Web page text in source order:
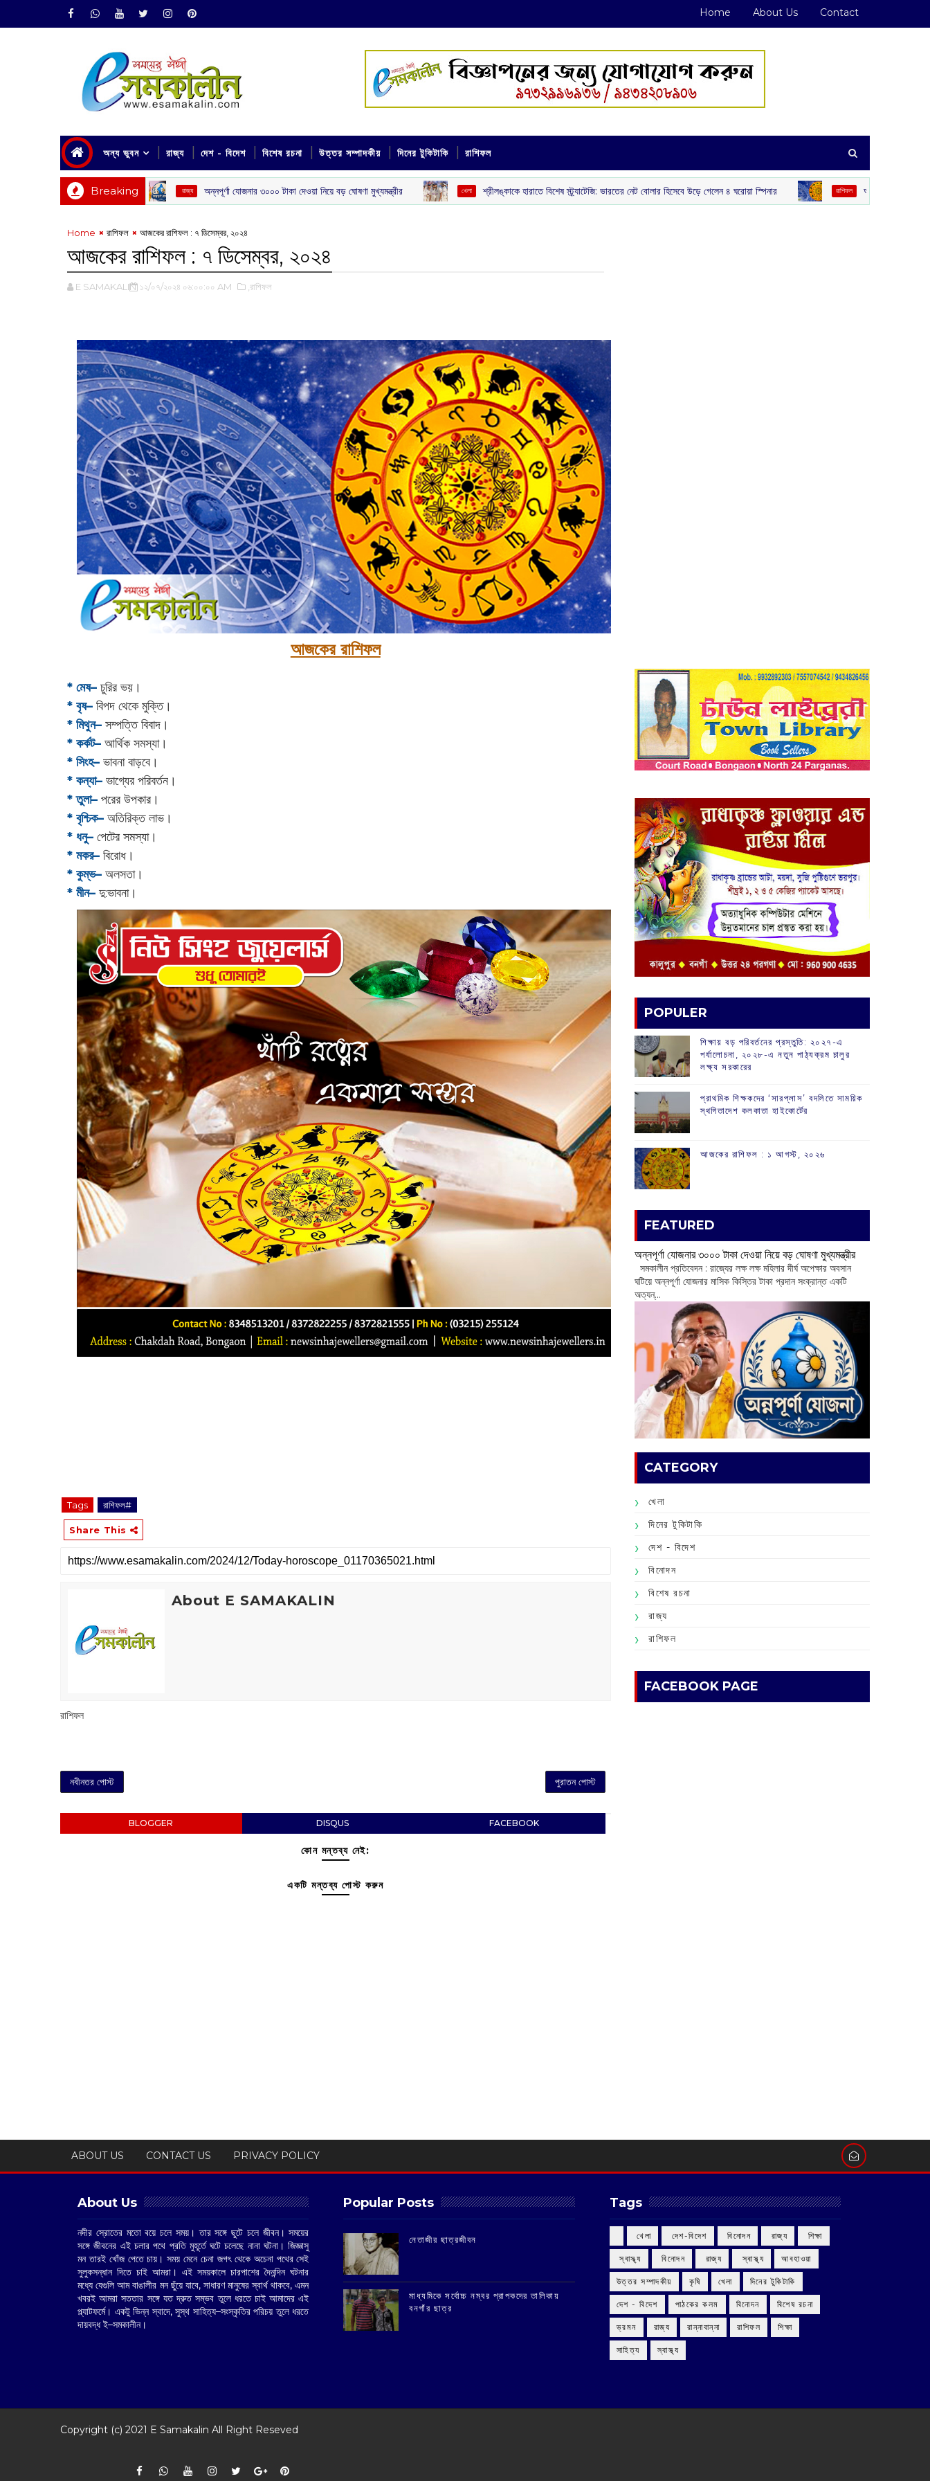
Home About Us Contact
অন্য ভুবন রাজ্য দেশ - বিদেশ বিশেষ রচনা উত্তর সম্পাদকীয় দিনের টুকিটাকি রাশিফল
Breaking ‌ রাজ্য অন্নপূর্ণা যোজনার ৩০০০ টাকা দেওয়া নিয়ে বড় ঘোষণা মুখ্যমন্ত্রীর খেলা শ্রীলঙ্কাকে হারাতে বিশেষ স্ট্র্যাটেজি: ভারতের নেট বোলার হিসেবে উড়ে গেলেন ৪ ঘরোয়া স্পিনার রাশিফল আজকের রাশিফল :‌ ‌‌৬ আগস্ট,
Home রাশিফল আজকের রাশিফল : ৭ ডিসেম্বর, ২০২৪
আজকের রাশিফল : ৭ ডিসেম্বর, ২০২৪
E SAMAKALIN ১২/০৭/২০২৪ ০৬:০০:০০ AM ,রাশিফল
আজকের রাশিফল
* মেষ– চুরির ভয়।
* বৃষ– বিপদ থেকে মুক্তি।
* মিথুন– সম্পত্তি বিবাদ।
* কর্কট– আর্থিক সমস্যা।
* সিংহ– ভাবনা বাড়বে।
* কন্যা– ভাগ্যের পরিবর্তন।
* তুলা– পরের উপকার।
* বৃশ্চিক– অতিরিক্ত লাভ।
* ধনু– পেটের সমস্যা।
* মকর– বিরোধ।‌
* কুম্ভ– অলসতা।
* মীন– দু:‌ভাবনা।
Tags রাশিফল#
Share This
About E SAMAKALIN
রাশিফল
নবীনতর পোস্ট পুরাতন পোস্ট
BLOGGER DISQUS FACEBOOK
কোন মন্তব্য নেই:
একটি মন্তব্য পোস্ট করুন
POPULER
শিক্ষায় বড় পরিবর্তনের প্রস্তুতি: ২০২৭-এ
পর্যালোচনা, ২০২৮-এ নতুন পাঠ্যক্রম চালুর
লক্ষ্য সরকারের
প্রাথমিক শিক্ষকদের ‘সারপ্লাস’ বদলিতে সাময়িক
স্থগিতাদেশ কলকাতা হাইকোর্টের
আজকের রাশিফল :‌ ‌‌১ আগস্ট, ২০২৬
FEATURED
অন্নপূর্ণা যোজনার ৩০০০ টাকা দেওয়া নিয়ে বড় ঘোষণা মুখ্যমন্ত্রীর
সমকালীন প্রতিবেদন : রাজ্যের লক্ষ লক্ষ মহিলার দীর্ঘ অপেক্ষার অবসান
ঘটিয়ে অন্নপূর্ণা যোজনার মাসিক কিস্তির টাকা প্রদান সংক্রান্ত একটি
অত্যন্...
CATEGORY
খেলা
দিনের টুকিটাকি
দেশ - বিদেশ
বিনোদন
বিশেষ রচনা
রাজ্য
রাশিফল
FACEBOOK PAGE
ABOUT US CONTACT US PRIVACY POLICY
About Us
নদীর স্রোতের মতো বয়ে চলে সময়। তার সঙ্গে ছুটে চলে জীবন। সময়ের
সঙ্গে জীবনের এই চলার পথে প্রতি মুহূর্তে ঘটে চলেছে নানা ঘটনা। জিজ্ঞাসু
মন তারই খোঁজ পেতে চায়। সময় মেনে চেনা জগৎ থেকে অচেনা পথের সেই
সুলুকসন্ধান দিতে চাই আমরা। এই সময়কালে চারপাশের দৈনন্দিন ঘটনার
মধ্যে যেগুলি আম বাঙালীর মন ছুঁয়ে যাবে, সাধারণ মানুষের স্বার্থ থাকবে, এমন
খবরই আমরা সততার সঙ্গে যত দ্রুত সম্ভব তুলে ধরতে চাই আমাদের এই
প্ল্যাটফর্মে। একটু ভিন্ন স্বাদে, সুস্থ সাহিত্য–সংস্কৃতির পরিচয় তুলে ধরতে
দায়বদ্ধ ই–সমকালীন।
Popular Posts
‌নেতাজীর ছাত্রজীবন
মাধ্যমিকে সর্বোচ্চ নম্বর প্রাপকদের তালিকায়
বনগাঁর ছাত্র
Tags
‌ খেলা ‌ দেশ-বিদেশ ‌ বিনোদন ‌ রাজ্য ‌ শিক্ষা
‌ স্বাস্থ্য ‌ বিনোদন ‌ রাজ্য ‌ স্বাস্থ্য আবহাওয়া
উত্তর সম্পাদকীয় কৃষি খেলা দিনের টুকিটাকি
দেশ - বিদেশ পাঠকের কলম বিনোদন বিশেষ রচনা
ভ্রমন রাজ্য রান্নাবান্না রাশিফল শিক্ষা
সাহিত্য স্বাস্থ্য
Copyright (c) 2021 E Samakalin All Right Reseved